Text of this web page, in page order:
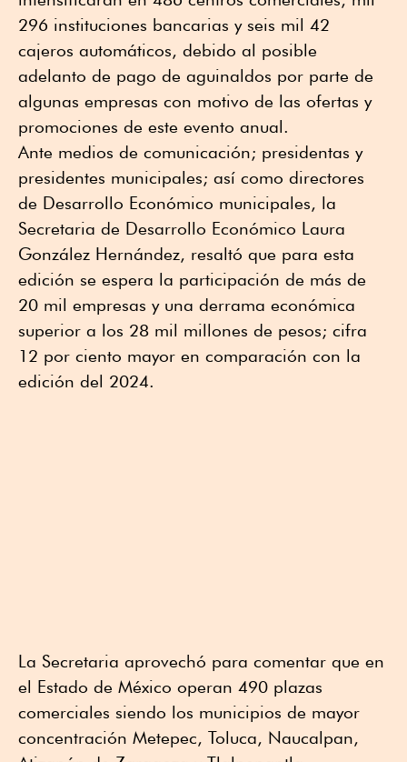
296 instituciones bancarias y seis mil 42
cajeros automáticos, debido al posible
adelanto de pago de aguinaldos por parte de
algunas empresas con motivo de las ofertas y
promociones de este evento anual.
Ante medios de comunicación; presidentas y
presidentes municipales; así como directores
de Desarrollo Económico municipales, la
Secretaria de Desarrollo Económico Laura
González Hernández, resaltó que para esta
edición se espera la participación de más de
20 mil empresas y una derrama económica
superior a los 28 mil millones de pesos; cifra
12 por ciento mayor en comparación con la
edición del 2024.
La Secretaria aprovechó para comentar que en
el Estado de México operan 490 plazas
comerciales siendo los municipios de mayor
concentración Metepec, Toluca, Naucalpan,